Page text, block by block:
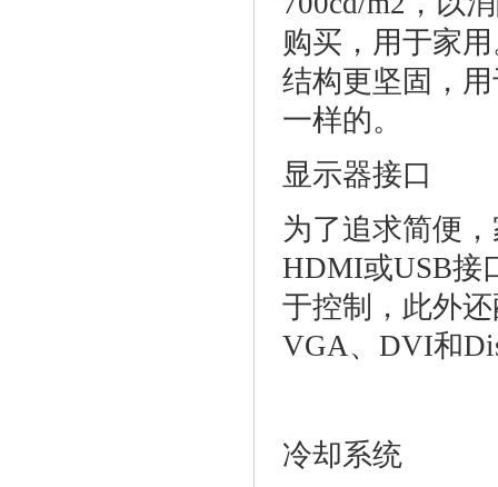
购买，用于家
结构更坚固，
一样的。
显示器接口
为了追求简便
HDMI或USB接
于控制，此外
VGA、DVI和
冷却系统